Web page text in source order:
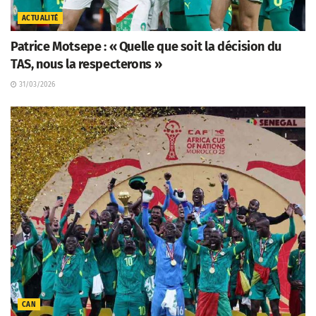
ACTUALITÉ
Patrice Motsepe : « Quelle que soit la décision du
TAS, nous la respecterons »
31/03/2026
CAN